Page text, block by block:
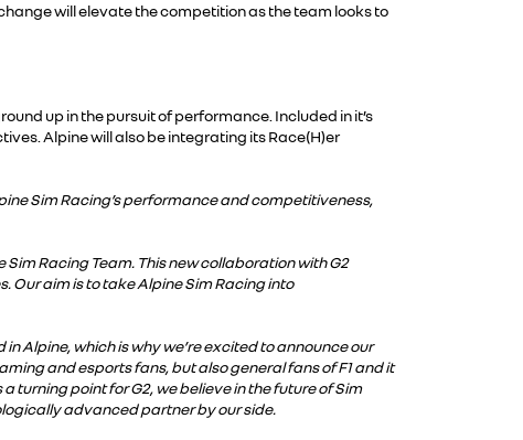
will elevate the competition as the team looks to
up in the pursuit of performance. Included in it’s
Alpine will also be integrating its Race(H)er
Sim Racing’s performance and competitiveness,
Racing Team. This new collaboration with G2
Our aim is to take Alpine Sim Racing into
Alpine, which is why we’re excited to announce our
and esports fans, but also general fans of F1 and it
point for G2, we believe in the future of Sim
advanced partner by our side.